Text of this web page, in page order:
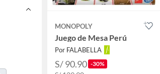
MONOPOLY
Juego de Mesa Perú
Por FALABELLA
S/ 90.90 -30%